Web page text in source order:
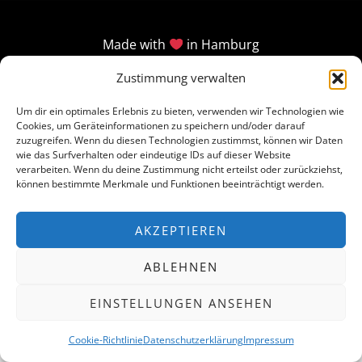
Zustimmung verwalten
Um dir ein optimales Erlebnis zu bieten, verwenden wir Technologien wie
Cookies, um Geräteinformationen zu speichern und/oder darauf
zuzugreifen. Wenn du diesen Technologien zustimmst, können wir Daten
wie das Surfverhalten oder eindeutige IDs auf dieser Website
verarbeiten. Wenn du deine Zustimmung nicht erteilst oder zurückziehst,
können bestimmte Merkmale und Funktionen beeinträchtigt werden.
AKZEPTIEREN
ABLEHNEN
EINSTELLUNGEN ANSEHEN
Cookie-RichtlinieDatenschutzerklärungImpressum
Made with in Hamburg